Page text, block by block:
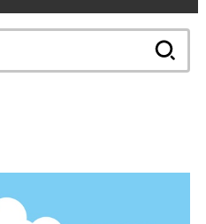
索: